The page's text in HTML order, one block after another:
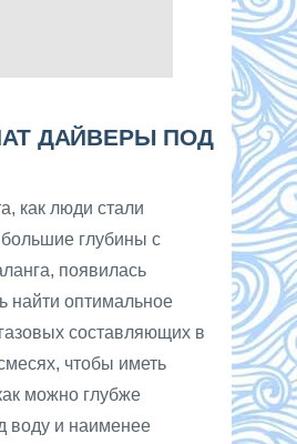
ДАЙВЕРЫ ПОД
как люди стали
большие глубины с
появилась
найти оптимальное
составляющих в
чтобы иметь
можно глубже
воду и наименее